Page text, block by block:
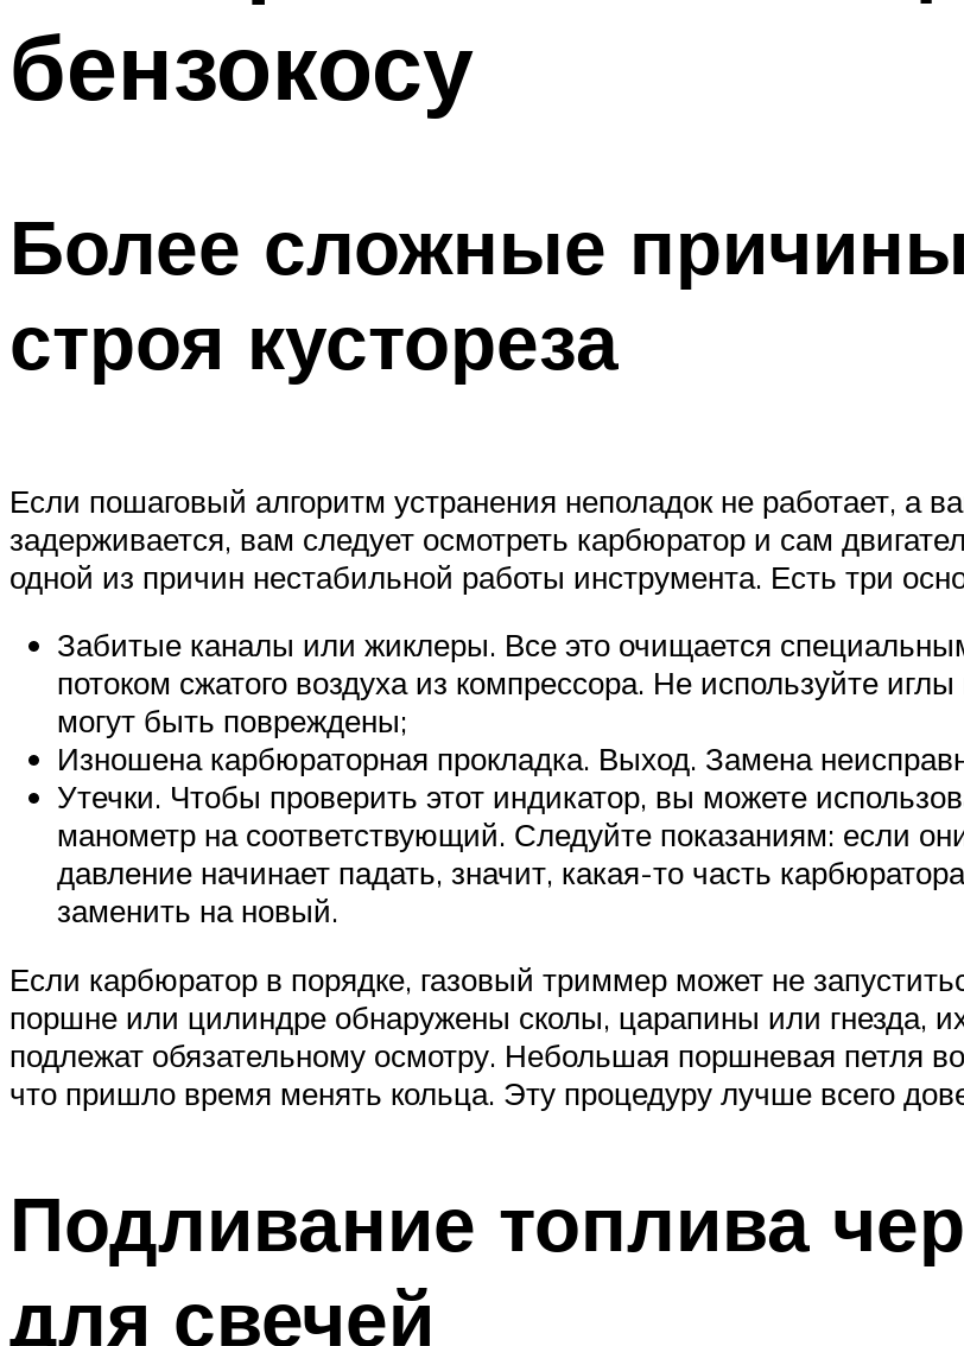
бензокосу
Более сложные
строя кустореза
Если пошаговый алгоритм устранения неполадок не работает, а
задерживается, вам следует осмотреть карбюратор и сам
одной из причин нестабильной работы инструмента. Есть три
Забитые каналы или жиклеры. Все это очищается
потоком сжатого воздуха из компрессора. Не используйте
могут быть повреждены;
Изношена карбюраторная прокладка. Выход. Замена
Утечки. Чтобы проверить этот индикатор, вы можете
манометр на соответствующий. Следуйте показаниям: если
давление начинает падать, значит, какая-то часть
заменить на новый.
Если карбюратор в порядке, газовый триммер может не
поршне или цилиндре обнаружены сколы, царапины или гнезда,
подлежат обязательному осмотру. Небольшая поршневая петля
что пришло время менять кольца. Эту процедуру лучше всего
Подливание топлива
для свечей